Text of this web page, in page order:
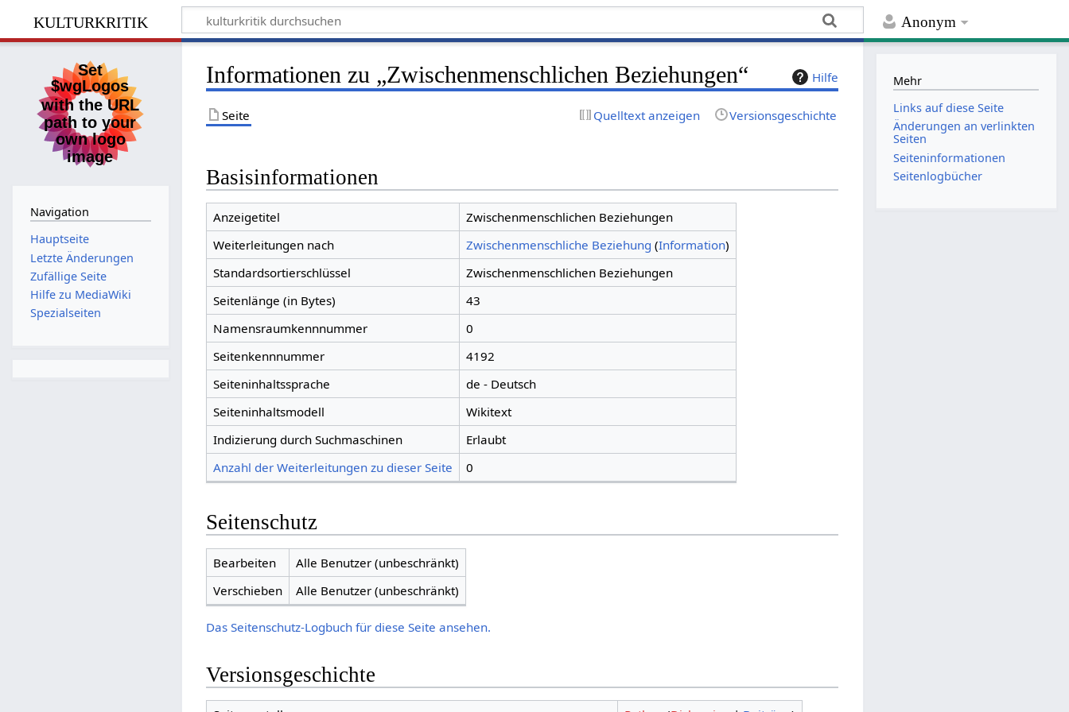
Anonym
kulturkritik
Hilfe
Informationen zu „Zwischenmenschlichen Beziehungen“
Seite Quelltext anzeigen Versionsgeschichte
Basisinformationen
Anzeigetitel
Zwischenmenschlichen Beziehungen
Weiterleitungen nach
Zwischenmenschliche Beziehung (Information)
Standardsortierschlüssel
Zwischenmenschlichen Beziehungen
Seitenlänge (in Bytes)
43
Namensraumkennnummer
0
Seitenkennnummer
4192
Seiteninhaltssprache
de - Deutsch
Seiteninhaltsmodell
Wikitext
Indizierung durch Suchmaschinen
Erlaubt
Anzahl der Weiterleitungen zu dieser Seite
0
Seitenschutz
Bearbeiten
Alle Benutzer (unbeschränkt)
Verschieben
Alle Benutzer (unbeschränkt)
Das Seitenschutz-Logbuch für diese Seite ansehen.
Versionsgeschichte
Navigation
Hauptseite
Letzte Änderungen
Zufällige Seite
Hilfe zu MediaWiki
Spezialseiten
Mehr
Links auf diese Seite
Änderungen an verlinkten
Seiten
Seiten­­informationen
Seitenlogbücher